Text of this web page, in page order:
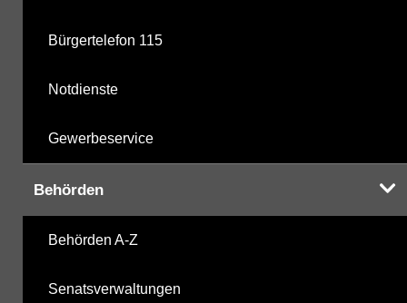
Bürgertelefon 115
Notdienste
Gewerbeservice
Behörden
Behörden A-Z
Senatsverwaltungen